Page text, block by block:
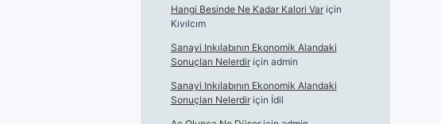
Hangi Besinde Ne Kadar Kalori Variçin
Kıvılcım
Sanayi Inkılabının Ekonomik Alandaki
Sonuçları Nelerdiriçin admin
Sanayi Inkılabının Ekonomik Alandaki
Sonuçları Nelerdiriçin İdil